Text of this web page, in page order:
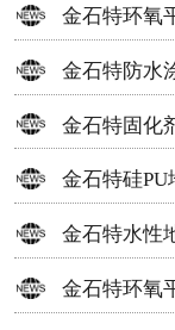
金石特环氧
方案
金石特防水
金石特固化
金石特硅
金石特水性
金石特环氧